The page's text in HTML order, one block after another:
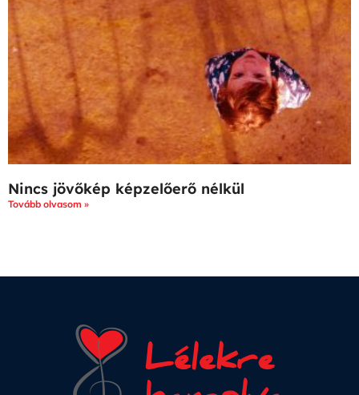
Nincs jövőkép képzelőerő nélkül
Tovább olvasom »